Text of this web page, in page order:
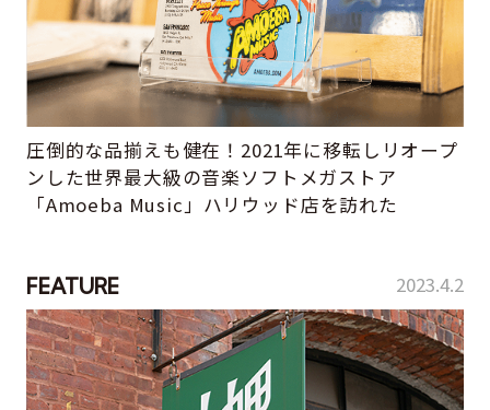
圧倒的な品揃えも健在！2021年に移転しリオープ
ンした世界最大級の音楽ソフトメガストア
「Amoeba Music」ハリウッド店を訪れた
FEATURE 2023.4.2